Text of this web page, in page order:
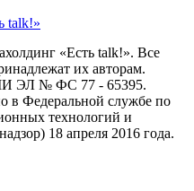
talk!»
«Есть talk!». Все
их авторам.
ЭЛ № ФС 77 - 65395.
в Федеральной службе по
технологий и
18 апреля 2016 года.